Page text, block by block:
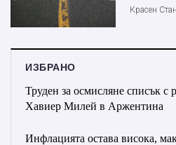
Красен
ИЗБРАНО
Труден за осмисляне списък с
Хавиер Милей в Аржентина
Инфлацията остава висока,